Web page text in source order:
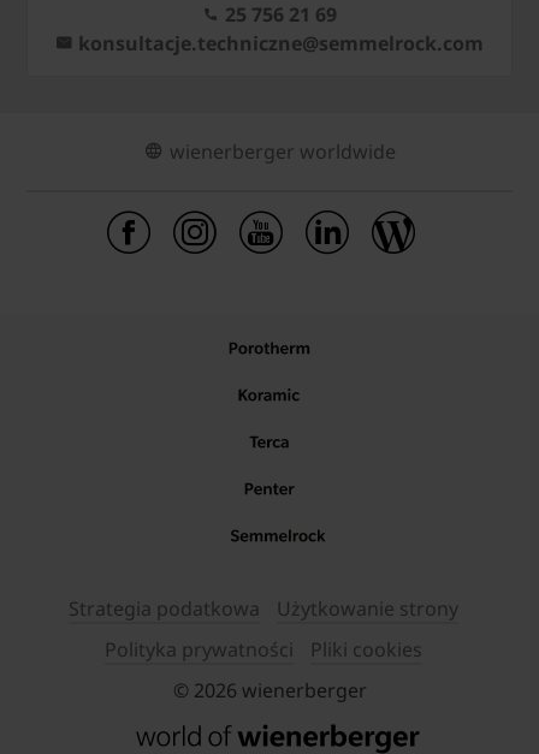
25 756 21 69
konsultacje.techniczne@semmelrock.com
wienerberger worldwide
Strategia podatkowa
Użytkowanie strony
Polityka prywatności
Pliki cookies
© 2026 wienerberger